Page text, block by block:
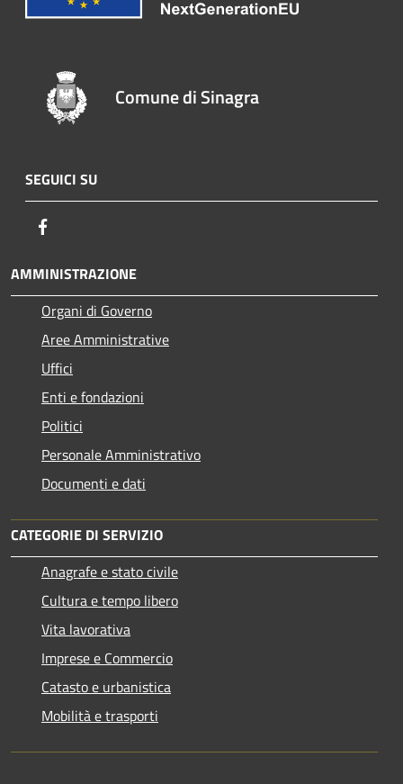
Comune di Sinagra
SEGUICI SU
AMMINISTRAZIONE
Organi di Governo
Aree Amministrative
Uffici
Enti e fondazioni
Politici
Personale Amministrativo
Documenti e dati
CATEGORIE DI SERVIZIO
Anagrafe e stato civile
Cultura e tempo libero
Vita lavorativa
Imprese e Commercio
Catasto e urbanistica
Mobilità e trasporti